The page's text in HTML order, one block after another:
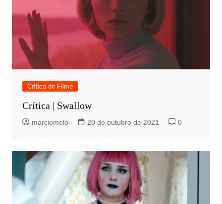
Crítica de Filme
Crítica | Swallow
marciomelo 20 de outubro de 2021 0